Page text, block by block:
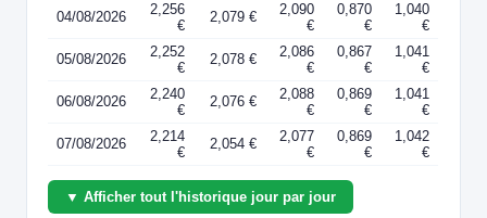
04/08/2026
2,256
€
2,079 €
2,090
€
0,870
€
1,040
€
05/08/2026
2,252
€
2,078 €
2,086
€
0,867
€
1,041
€
06/08/2026
2,240
€
2,076 €
2,088
€
0,869
€
1,041
€
07/08/2026
2,214
€
2,054 €
2,077
€
0,869
€
1,042
€
▼ Afficher tout l'historique jour par jour